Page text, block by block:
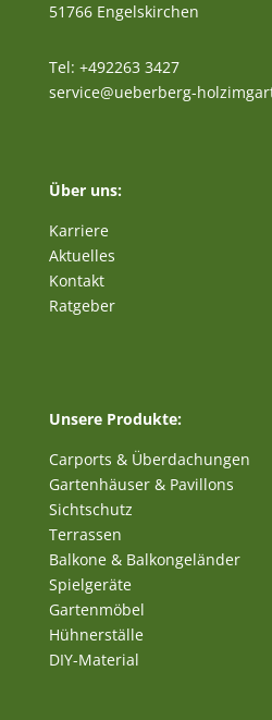
51766 Engelskirchen
Tel: +492263 3427
service@ueberberg-
Über uns:
Karriere
Aktuelles
Kontakt
Ratgeber
Unsere Produkte:
Carports & Überdachungen
Gartenhäuser & Pavillons
Sichtschutz
Terrassen
Balkone & Balkongeländer
Spielgeräte
Gartenmöbel
Hühnerställe
DIY-Material